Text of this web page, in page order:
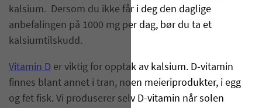
kalsium. Dersom du ikke får i deg den daglige
anbefalingen på 1000 mg per dag, bør du ta et
kalsiumtilskudd.
Vitamin D er viktig for opptak av kalsium. D-vitamin
finnes blant annet i tran, noen meieriprodukter, i egg
og fet fisk. Vi produserer selv D-vitamin når solen